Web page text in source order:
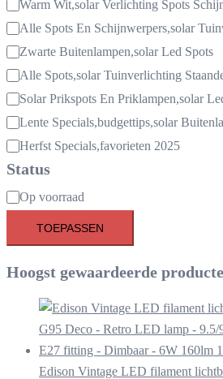
Warm Wit,solar Verlichting Spots
Alle Spots En Schijnwerpers,solar
Zwarte Buitenlampen,solar Led Spots
Alle Spots,solar Tuinverlichting
Solar Prikspots En Priklampen,solar
Lente Specials,budgettips,solar
Herfst Specials,favorieten 2025
Status
Beschikbaarheid
Op voorraad
TOEPASSEN
Hoogst gewaardeerde
Edison Vintage LED filament